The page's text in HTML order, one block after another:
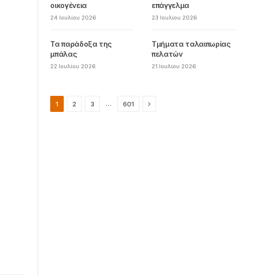
οικογένεια
24 Ιουλίου 2026
επάγγελμα
23 Ιουλίου 2026
Τα παράδοξα της
μπάλας
22 Ιουλίου 2026
Τμήματα ταλαιπωρίας
πελατών
21 Ιουλίου 2026
1 2 3 … 601 Next